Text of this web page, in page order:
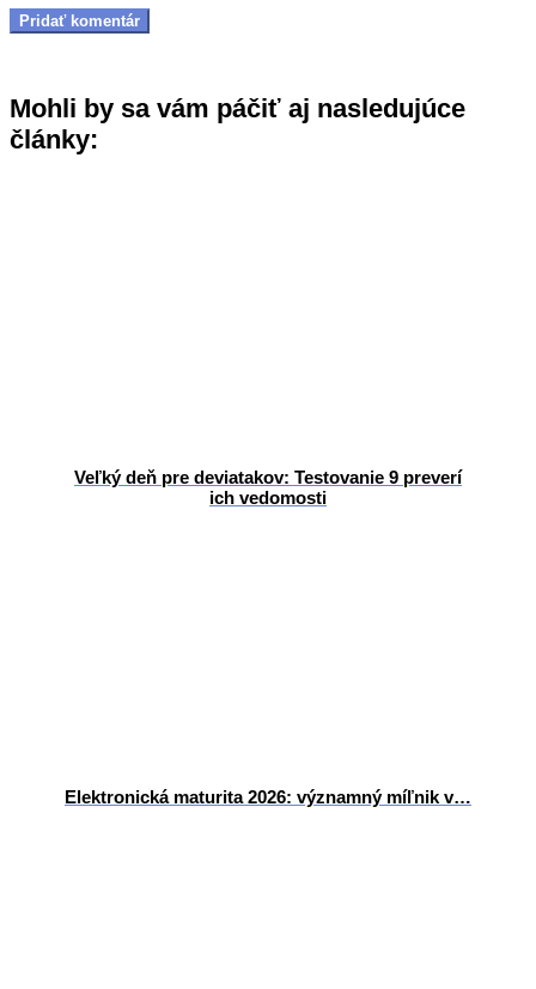
Mohli by sa vám páčiť aj nasledujúce
články:
Veľký deň pre deviatakov: Testovanie 9 preverí
ich vedomosti
Elektronická maturita 2026: významný míľnik v…